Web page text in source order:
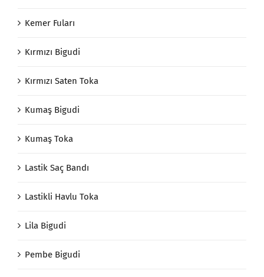
Kemer Fuları
Kırmızı Bigudi
Kırmızı Saten Toka
Kumaş Bigudi
Kumaş Toka
Lastik Saç Bandı
Lastikli Havlu Toka
Lila Bigudi
Pembe Bigudi